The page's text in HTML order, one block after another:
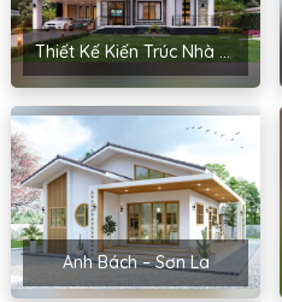
Thiết Kế Kiến Trúc Nhà Sân Vườn Của Chị Hoài – Thanh Miện, Hải Dương
Anh Bách – Sơn La